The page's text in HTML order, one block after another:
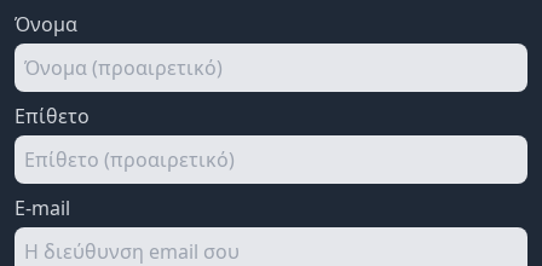
Όνομα
Επίθετο
E-mail